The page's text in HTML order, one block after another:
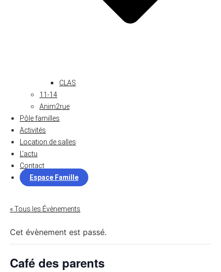
CLAS
11-14
Anim2rue
Pôle familles
Activités
Location de salles
L’actu
Contact
Espace Famille
« Tous les Évènements
Cet évènement est passé.
Café des parents